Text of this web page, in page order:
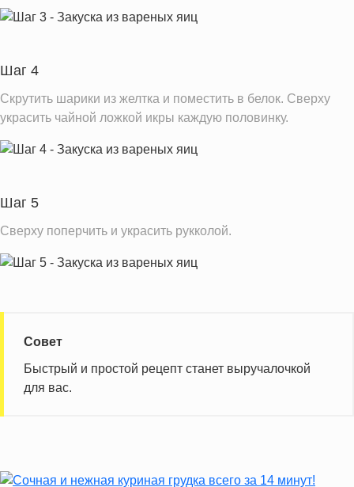
Шаг 4
Скрутить шарики из желтка и поместить в белок. Сверху
украсить чайной ложкой икры каждую половинку.
Шаг 5
Сверху поперчить и украсить рукколой.
Совет
Быстрый и простой рецепт станет выручалочкой
для вас.